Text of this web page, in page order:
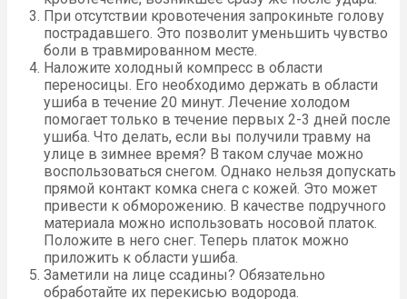
При отсутствии кровотечения запрокиньте голову
пострадавшего. Это позволит уменьшить чувство
боли в травмированном месте.
Наложите холодный компресс в области
переносицы. Его необходимо держать в области
ушиба в течение 20 минут. Лечение холодом
помогает только в течение первых 2-3 дней после
ушиба. Что делать, если вы получили травму на
улице в зимнее время? В таком случае можно
воспользоваться снегом. Однако нельзя допускать
прямой контакт комка снега с кожей. Это может
привести к обморожению. В качестве подручного
материала можно использовать носовой платок.
Положите в него снег. Теперь платок можно
приложить к области ушиба.
Заметили на лице ссадины? Обязательно
обработайте их перекисью водорода.